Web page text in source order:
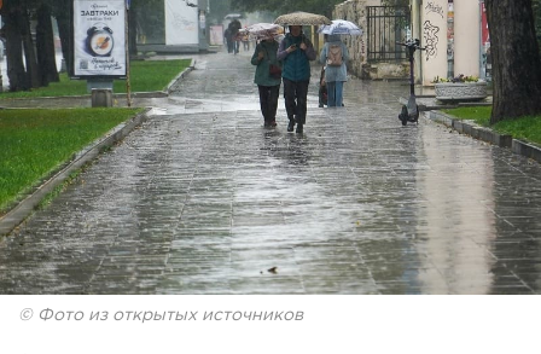
© Фото из открытых источников